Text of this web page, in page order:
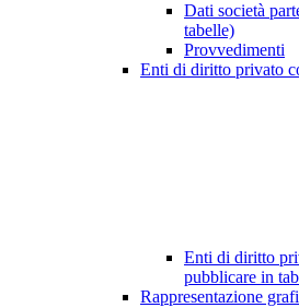
Dati società
tabelle)
Provvedimenti
Enti di diritto privato
Enti di diritto
pubblicare in
Rappresentazione